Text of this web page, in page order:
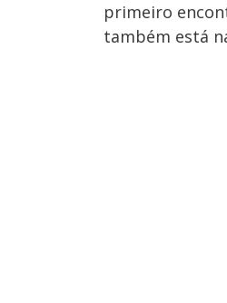
primeiro
também está